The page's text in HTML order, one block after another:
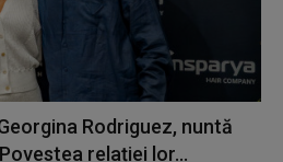
Rodriguez, nuntă
relației lor...